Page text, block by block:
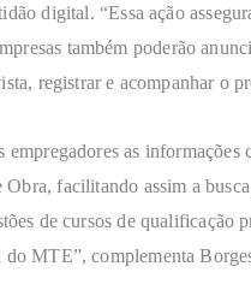
digital. “Essa ação
também poderão
registrar e acompanhar o
as informações
facilitando assim a
de cursos de qualificação
MTE”, complementa